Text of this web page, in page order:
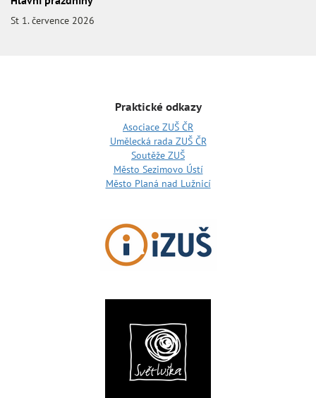
St 1. července 2026
Praktické odkazy
Asociace ZUŠ ČR
Umělecká rada ZUŠ ČR
Soutěže ZUŠ
Město Sezimovo Ústí
Město Planá nad Lužnicí